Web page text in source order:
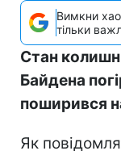
Вимкни
тільки
Стан
Байдена
поширився
Як